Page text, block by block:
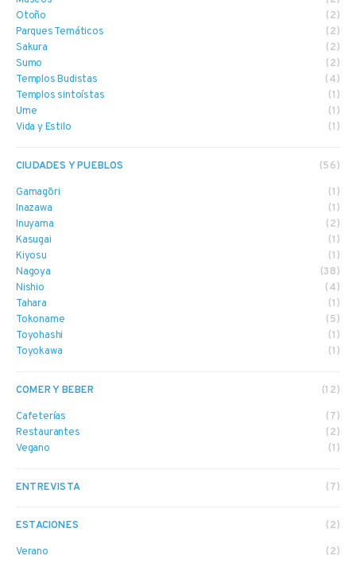
Otoño
(2)
Parques Temáticos
(2)
Sakura
(2)
Sumo
(2)
Templos Budistas
(4)
Templos sintoístas
(1)
Ume
(1)
Vida y Estilo
(1)
CIUDADES Y PUEBLOS (56)
Gamagōri
(1)
Inazawa
(1)
Inuyama
(2)
Kasugai
(1)
Kiyosu
(1)
Nagoya
(38)
Nishio
(4)
Tahara
(1)
Tokoname
(5)
Toyohashi
(1)
Toyokawa
(1)
COMER Y BEBER (12)
Cafeterías
(7)
Restaurantes
(2)
Vegano
(1)
ENTREVISTA (7)
ESTACIONES (2)
Verano (2)